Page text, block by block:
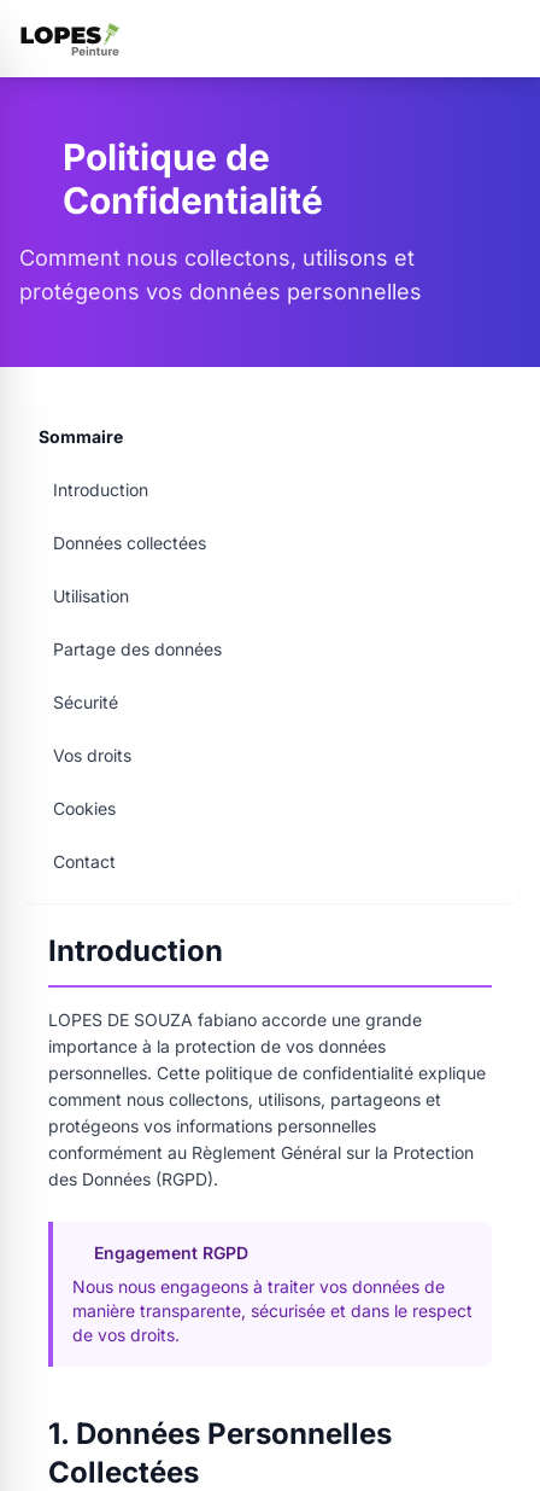
Politique de
Confidentialité
Comment nous collectons, utilisons et
protégeons vos données personnelles
Sommaire
Introduction
Données collectées
Utilisation
Partage des données
Sécurité
Vos droits
Cookies
Contact
Introduction
LOPES DE SOUZA fabiano accorde une grande
importance à la protection de vos données
personnelles. Cette politique de confidentialité explique
comment nous collectons, utilisons, partageons et
protégeons vos informations personnelles
conformément au Règlement Général sur la Protection
des Données (RGPD).
Engagement RGPD
Nous nous engageons à traiter vos données de
manière transparente, sécurisée et dans le respect
de vos droits.
1. Données Personnelles
Collectées